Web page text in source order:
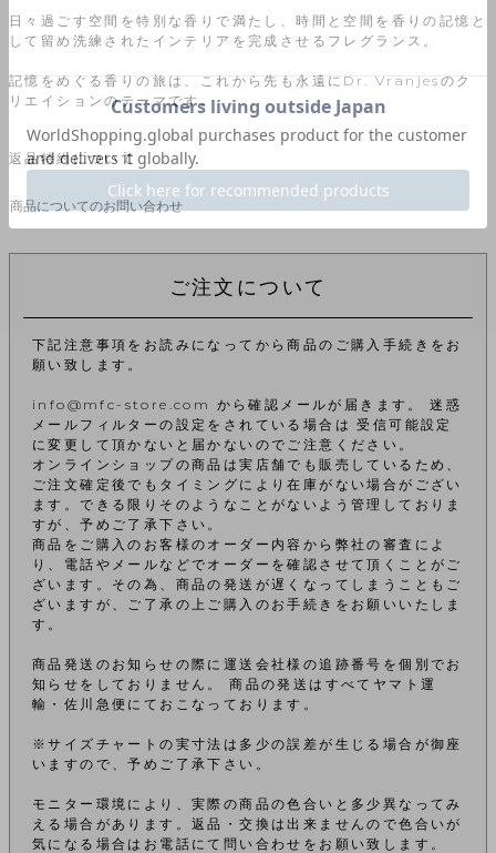
日々過ごす空間を特別な香りで満たし、時間と空間を香りの記憶と
して留め洗練されたインテリアを完成させるフレグランス。
記憶をめぐる香りの旅は、これから先も永遠にDr. Vranjesのク
リエイションのテーマです。
返品特約について
商品についてのお問い合わせ
ご注文について
下記注意事項をお読みになってから商品のご購入手続きをお
願い致します。
info@mfc-store.com から確認メールが届きます。 迷惑
メールフィルターの設定をされている場合は 受信可能設定
に変更して頂かないと届かないのでご注意ください。
オンラインショップの商品は実店舗でも販売しているため、
ご注文確定後でもタイミングにより在庫がない場合がござい
ます。できる限りそのようなことがないよう管理しておりま
すが、予めご了承下さい。
商品をご購入のお客様のオーダー内容から弊社の審査によ
り、電話やメールなどでオーダーを確認させて頂くことがご
ざいます。その為、商品の発送が遅くなってしまうこともご
ざいますが、ご了承の上ご購入のお手続きをお願いいたしま
す。
商品発送のお知らせの際に運送会社様の追跡番号を個別でお
知らせをしておりません。 商品の発送はすべてヤマト運
輸・佐川急便にておこなっております。
※サイズチャートの実寸法は多少の誤差が生じる場合が御座
いますので、予めご了承下さい。
モニター環境により、実際の商品の色合いと多少異なってみ
える場合があります。返品・交換は出来ませんので色合いが
気になる場合はお電話にて問い合わせをお願い致します。